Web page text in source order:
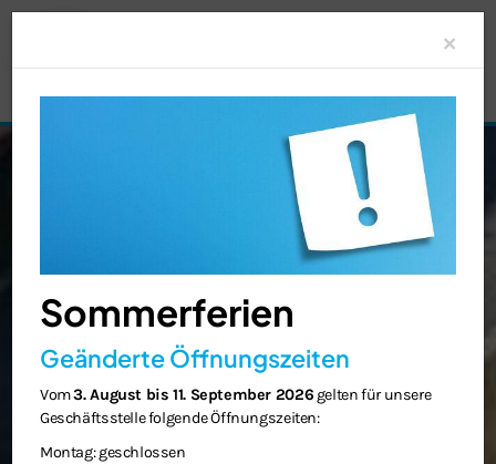
×
Sommerferien
Geänderte Öffnungszeiten
Vom3. August bis 11. September 2026 gelten für unsere
Geschäftsstelle folgende Öffnungszeiten:
Montag: geschlossen